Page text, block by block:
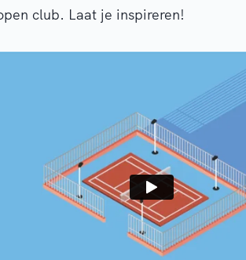
club. Laat je inspireren!